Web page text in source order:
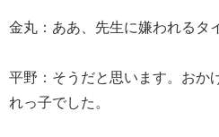
金丸：ああ、先生に嫌われるタ
平野：そうだと思います。おか
れっ子でした。